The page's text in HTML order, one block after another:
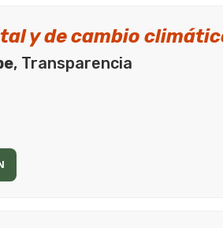
y de cambio
, Transparencia